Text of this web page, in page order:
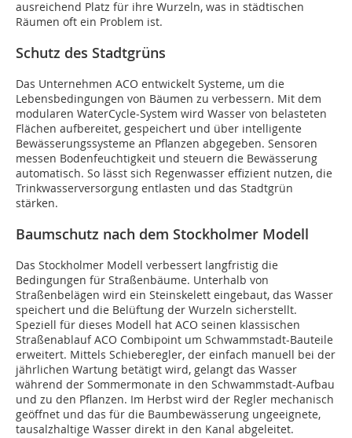
ausreichend Platz für ihre Wurzeln, was in städtischen
Räumen oft ein Problem ist.
Schutz des Stadtgrüns
Das Unternehmen ACO entwickelt Systeme, um die
Lebensbedingungen von Bäumen zu verbessern. Mit dem
modularen WaterCycle-System wird Wasser von belasteten
Flächen aufbereitet, gespeichert und über intelligente
Bewässerungssysteme an Pflanzen abgegeben. Sensoren
messen Bodenfeuchtigkeit und steuern die Bewässerung
automatisch. So lässt sich Regenwasser effizient nutzen, die
Trinkwasserversorgung entlasten und das Stadtgrün
stärken.
Baumschutz nach dem Stockholmer Modell
Das Stockholmer Modell verbessert langfristig die
Bedingungen für Straßenbäume. Unterhalb von
Straßenbelägen wird ein Steinskelett eingebaut, das Wasser
speichert und die Belüftung der Wurzeln sicherstellt.
Speziell für dieses Modell hat ACO seinen klassischen
Straßenablauf ACO Combipoint um Schwammstadt-Bauteile
erweitert. Mittels Schieberegler, der einfach manuell bei der
jährlichen Wartung betätigt wird, gelangt das Wasser
während der Sommermonate in den Schwammstadt-Aufbau
und zu den Pflanzen. Im Herbst wird der Regler mechanisch
geöffnet und das für die Baumbewässerung ungeeignete,
tausalzhaltige Wasser direkt in den Kanal abgeleitet.